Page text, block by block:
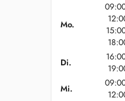
Mo.
Di.
Mi.